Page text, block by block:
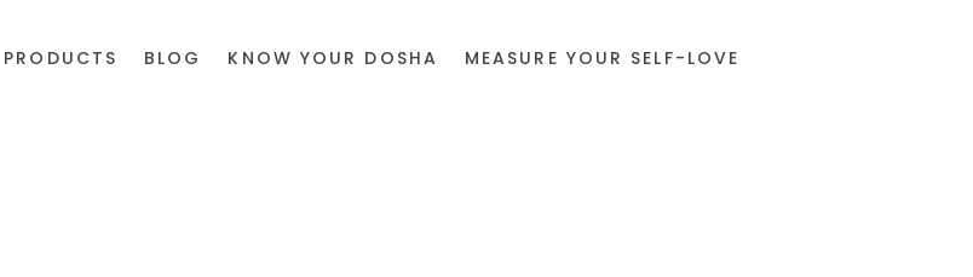
PRODUCTS BLOG KNOW YOUR DOSHA MEASURE YOUR SELF-LOVE